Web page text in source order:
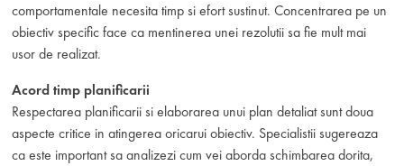
comportamentale necesita timp si efort sustinut. Concentrarea pe un
obiectiv specific face ca mentinerea unei rezolutii sa fie mult mai
usor de realizat.
Acord timp planificarii
Respectarea planificarii si elaborarea unui plan detaliat sunt doua
aspecte critice in atingerea oricarui obiectiv. Specialistii sugereaza
ca este important sa analizezi cum vei aborda schimbarea dorita,